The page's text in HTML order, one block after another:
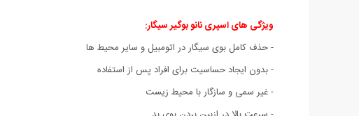
ویژگی های اسپری نانو بوگیر سیگار:
- حذف کامل بوی سیگار در اتومبیل و سایر محیط ها
- بدون ایجاد حساسیت برای افراد پس از استفاده
- غیر سمی و سازگار با محیط زیست